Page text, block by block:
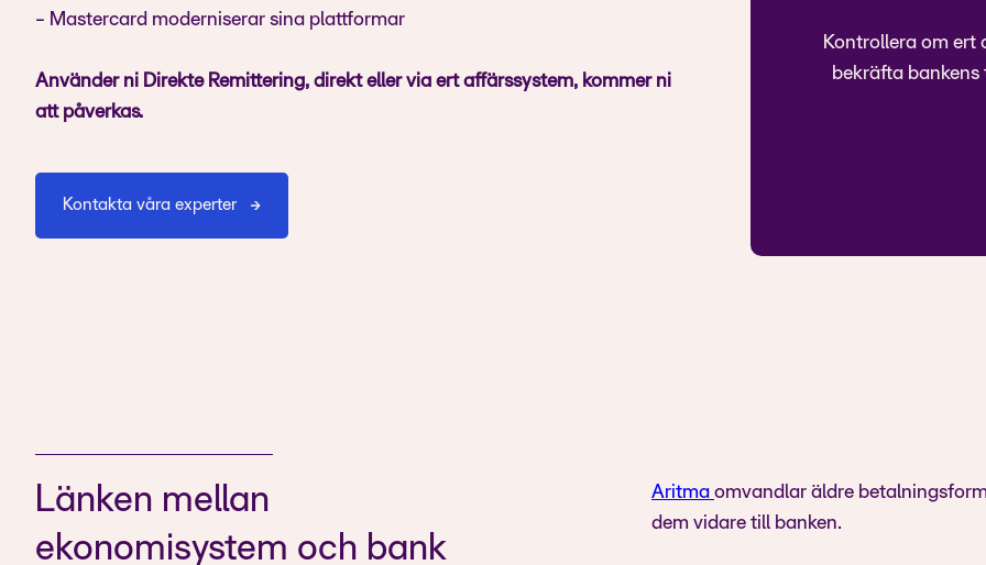
- Mastercard moderniserar sina plattformar
Använder ni Direkte Remittering, direkt eller via ert affärssystem, kommer ni
att påverkas.
Kontakta våra experter
Kontrollera om ert
bekräfta
Länken mellan
ekonomisystem och bank
Aritma omvandlar äldre
dem vidare till banken.